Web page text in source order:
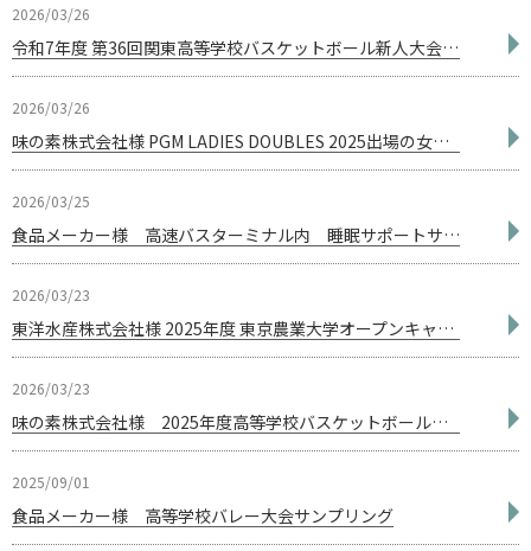
会社案内
COMPANY
INFORMATION
RECRUIT
2026/03/26
令和7年度 第36回関東高等学校バスケットボール新人大会における「アスリート弁当」応援企画
2026/03/26
味の素株式会社様 PGM LADIES DOUBLES 2025​出場の女性ゴルファー向け応援企画
2026/03/25
食品メーカー様 高速バスターミナル内 睡眠サポートサプリプロモーション企画
2026/03/23
東洋水産株式会社様 2025年度 東京農業大学オープンキャンパス コラボレーション企画「QTTA」受験生応援プロモーション
2026/03/23
味の素株式会社様 2025年度高等学校バスケットボール新人大会における応援企画
2025/09/01
食品メーカー様 高等学校バレー大会サンプリング